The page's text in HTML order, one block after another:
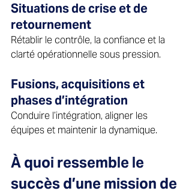
Situations de crise et de
retournement
Rétablir le contrôle, la confiance et la
clarté opérationnelle sous pression.
Fusions, acquisitions et
phases d’intégration
Conduire l’intégration, aligner les
équipes et maintenir la dynamique.
À quoi ressemble le
succès d’une mission de